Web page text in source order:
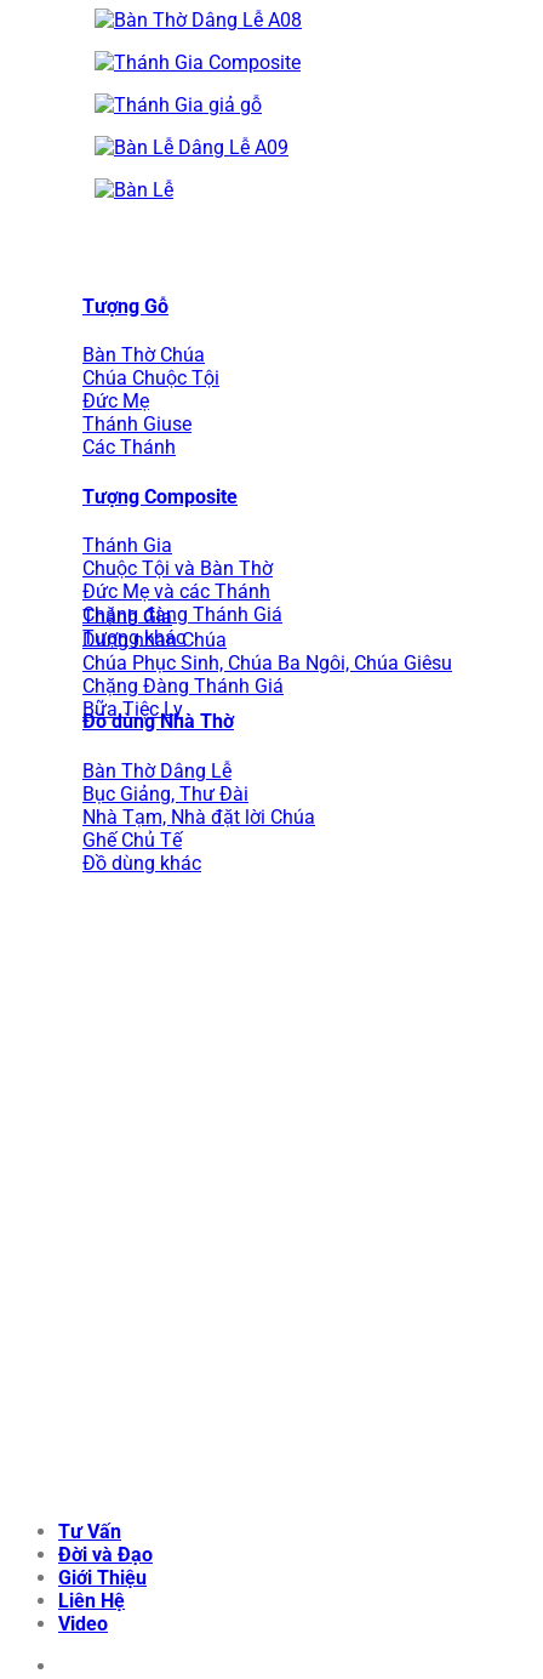
Tượng Gỗ
Bàn Thờ Chúa
Chúa Chuộc Tội
Đức Mẹ
Thánh Giuse
Các Thánh
Tượng Composite
Thánh Gia
Chuộc Tội và Bàn Thờ
Đức Mẹ và các Thánh
Chặng đàng Thánh Giá
Tượng khác
Thánh Gia
Dung nhan Chúa
Chúa Phục Sinh, Chúa Ba Ngôi, Chúa Giêsu
Chặng Đàng Thánh Giá
Bữa Tiệc Ly
Đồ dùng Nhà Thờ
Bàn Thờ Dâng Lễ
Bục Giảng, Thư Đài
Nhà Tạm, Nhà đặt lời Chúa
Ghế Chủ Tế
Đồ dùng khác
Tư Vấn
Đời và Đạo
Giới Thiệu
Liên Hệ
Video